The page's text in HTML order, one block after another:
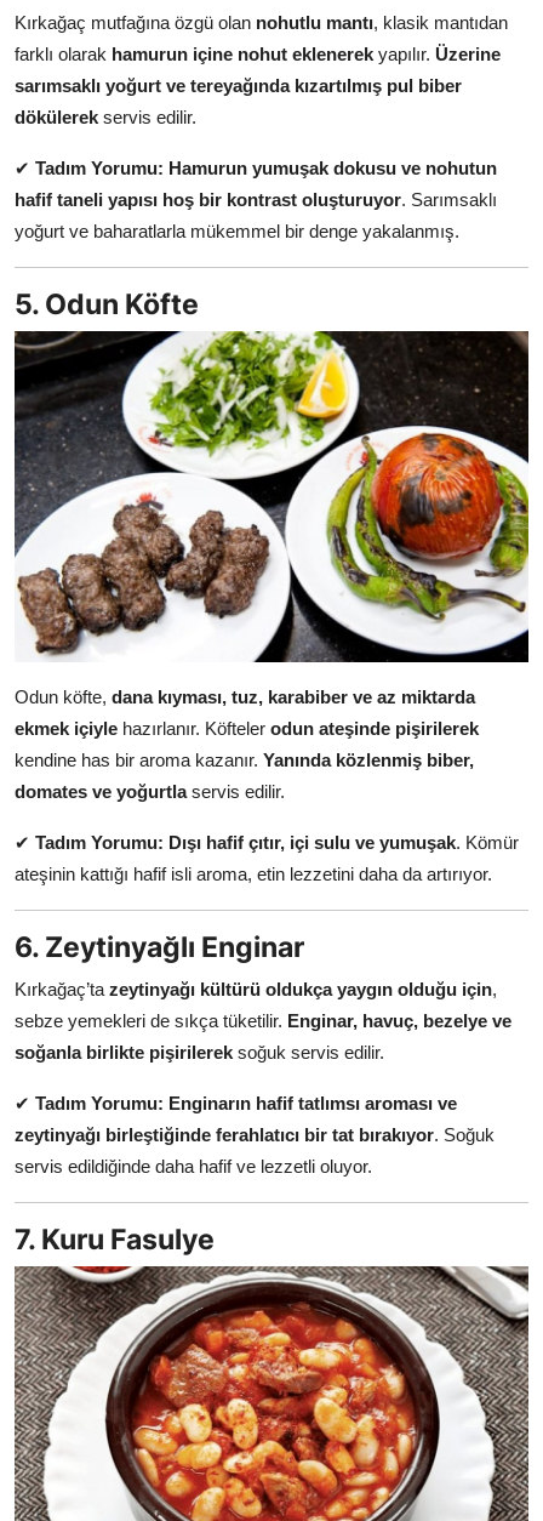
Kırkağaç mutfağına özgü olan nohutlu mantı, klasik mantıdan
farklı olarak hamurun içine nohut eklenerek yapılır. Üzerine
sarımsaklı yoğurt ve tereyağında kızartılmış pul biber
dökülerek servis edilir.
✔ Tadım Yorumu: Hamurun yumuşak dokusu ve nohutun
hafif taneli yapısı hoş bir kontrast oluşturuyor. Sarımsaklı
yoğurt ve baharatlarla mükemmel bir denge yakalanmış.
5. Odun Köfte
Odun köfte, dana kıyması, tuz, karabiber ve az miktarda
ekmek içiyle hazırlanır. Köfteler odun ateşinde pişirilerek
kendine has bir aroma kazanır. Yanında közlenmiş biber,
domates ve yoğurtlaservis edilir.
✔ Tadım Yorumu: Dışı hafif çıtır, içi sulu ve yumuşak. Kömür
ateşinin kattığı hafif isli aroma, etin lezzetini daha da artırıyor.
6. Zeytinyağlı Enginar
Kırkağaç’ta zeytinyağı kültürü oldukça yaygın olduğu için,
sebze yemekleri de sıkça tüketilir. Enginar, havuç, bezelye ve
soğanla birlikte pişirilerek soğuk servis edilir.
✔ Tadım Yorumu: Enginarın hafif tatlımsı aroması ve
zeytinyağı birleştiğinde ferahlatıcı bir tat bırakıyor. Soğuk
servis edildiğinde daha hafif ve lezzetli oluyor.
7. Kuru Fasulye